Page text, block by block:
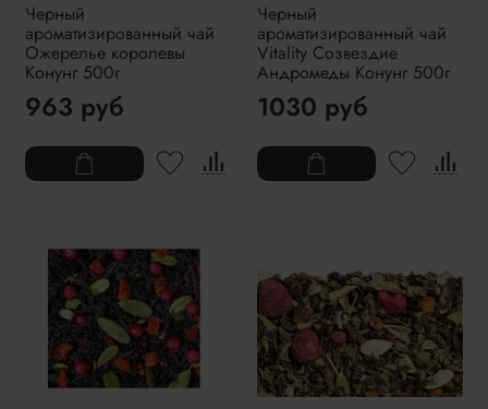
Черный
ароматизированный чай
Ожерелье королевы
Конунг 500г
963 руб
Черный
ароматизированный чай
Vitality Созвездие
Андромеды Конунг 500г
1030 руб